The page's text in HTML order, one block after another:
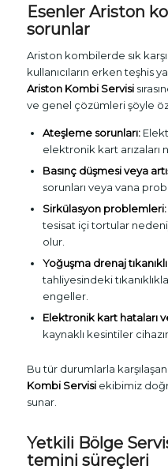
Esenler Ariston
sorunlar
Ariston kombilerde sık
kullanıcıların erken teşhis
Ariston Kombi Servisi
ve genel çözümleri şöyle
Ateşleme sorunları:
elektronik kart arızaları
Basınç düşmesi veya
sorunları veya vana
Sirkülasyon problemleri:
tesisat içi tortular
olur.
Yoğuşma drenaj
tahliyesindeki
engeller.
Elektronik kart hataları
kaynaklı kesintiler
Bu tür durumlarla karşılaşan
Kombi Servisiekibimiz
sunar.
Yetkili Bölge
temini süreçleri